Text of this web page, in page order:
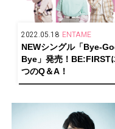
2022.05.18 ENTAME
NEWシングル「Bye-
Bye」発売！BE:FIRST
つのQ＆A！